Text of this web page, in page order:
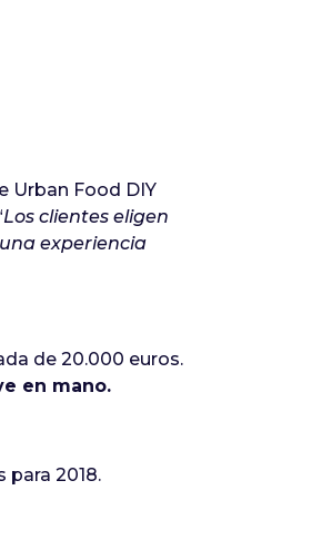
Urban Food DIY
Los clientes eligen
experiencia
de 20.000 euros.
en mano.
para 2018.